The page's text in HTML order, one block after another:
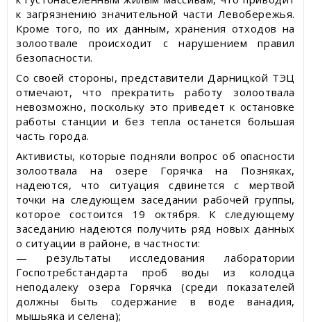
к загрязнению значительной части Левобережья.
Кроме того, по их данным, хранения отходов на
золоотвале происходит с нарушением правил
безопасности.
Со своей стороны, представители Дарницкой ТЭЦ
отмечают, что прекратить работу золоотвала
невозможно, поскольку это приведет к остановке
работы станции и без тепла останется большая
часть города.
Активисты, которые подняли вопрос об опасности
золоотвала на озере Горячка на Позняках,
надеются, что ситуация сдвинется с мертвой
точки на следующем заседании рабочей группы,
которое состоится 19 октября. К следующему
заседанию надеются получить ряд новых данных
о ситуации в районе, в частности:
— результаты исследования лаборатории
Госпотребстандарта проб воды из колодца
неподалеку озера Горячка (среди показателей
должны быть содержание в воде ванадия,
мышьяка и селена);